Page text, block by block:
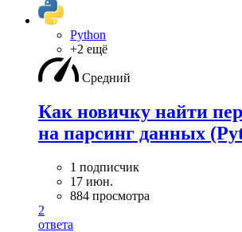
Python
+2 ещё
Средний
Как новичку найти
на парсинг данных
1 подписчик
17 июн.
884 просмотра
2
ответа